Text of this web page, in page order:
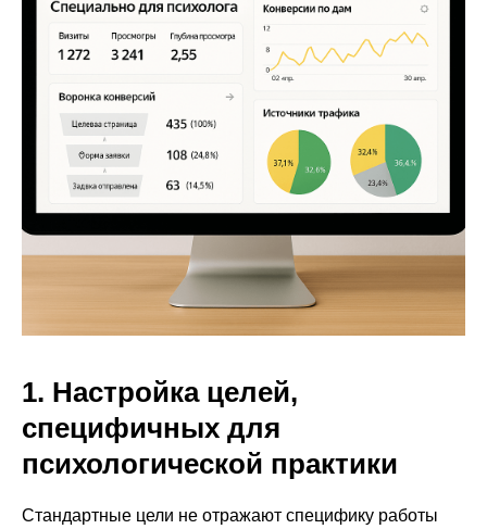
1. Настройка целей,
специфичных для
психологической практики
Стандартные цели не отражают специфику работы